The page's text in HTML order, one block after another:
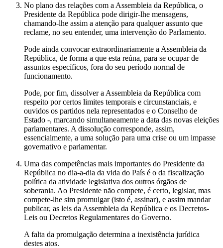
No plano das relações com a Assembleia da República, o
Presidente da República pode dirigir-lhe mensagens,
chamando-lhe assim a atenção para qualquer assunto que
reclame, no seu entender, uma intervenção do Parlamento.
Pode ainda convocar extraordinariamente a Assembleia da
República, de forma a que esta reúna, para se ocupar de
assuntos específicos, fora do seu período normal de
funcionamento.
Pode, por fim, dissolver a Assembleia da República com
respeito por certos limites temporais e circunstanciais, e
ouvidos os partidos nela representados e o Conselho de
Estado -, marcando simultaneamente a data das novas eleições
parlamentares. A dissolução corresponde, assim,
essencialmente, a uma solução para uma crise ou um impasse
governativo e parlamentar.
Uma das competências mais importantes do Presidente da
República no dia-a-dia da vida do País é o da fiscalização
política da atividade legislativa dos outros órgãos de
soberania. Ao Presidente não compete, é certo, legislar, mas
compete-lhe sim promulgar (isto é, assinar), e assim mandar
publicar, as leis da Assembleia da República e os Decretos-
Leis ou Decretos Regulamentares do Governo.
A falta da promulgação determina a inexistência jurídica
destes atos.